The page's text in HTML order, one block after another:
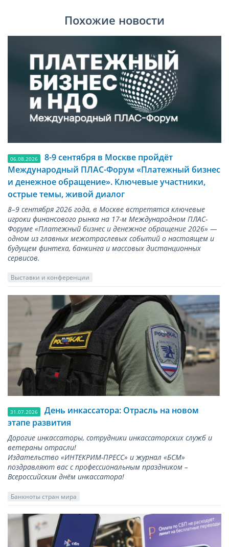
Похожие новости
06.08.2026
8-9 сентября в Москве пройдёт
Международный ПЛАС-Форум «Платежный бизнес
и денежное обращение». Ключевые участники,
острые темы, живой диалог
8–9 сентября 2026 года, в Москве встретятся ключевые
игроки финансового рынка на 17-м Международном ПЛАС-
Форуме «Платежный бизнес и денежное обращение 2026» —
одном из главных межотраслевых событий о настоящем и
будущем финтеха, банкинга и массовых дистанционных
сервисов.
Выставки и конференции
31.07.2026
День инкассатора: Отрасль на новом
этапе развития
Дорогие инкассаторы, сотрудники инкассаторских служб и
ветераны отрасли!
Издательство «ИНТЕКРИМ-ПРЕСС» и журнал «БСМ»
поздравляют вас с профессиональным праздником –
Всероссийским днём инкассатора!
Банкноты стран мира